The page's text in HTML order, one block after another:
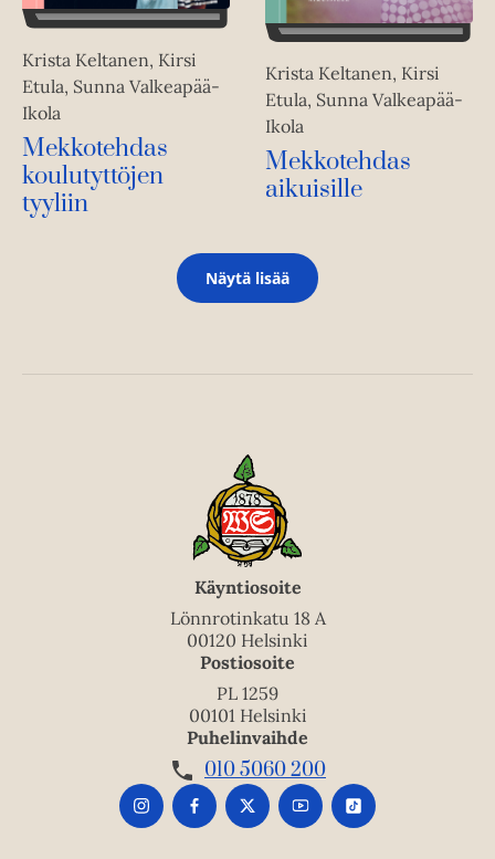
Krista Keltanen, Kirsi
Etula, Sunna Valkeapää-
Ikola
Mekkotehdas
koulutyttöjen
tyyliin
Krista Keltanen, Kirsi
Etula, Sunna Valkeapää-
Ikola
Mekkotehdas
aikuisille
Näytä lisää
Käyntiosoite
Lönnrotinkatu 18 A
00120 Helsinki
Postiosoite
PL 1259
00101 Helsinki
Puhelinvaihde
010 5060 200